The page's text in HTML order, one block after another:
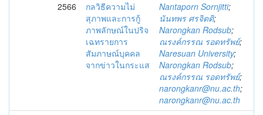
2566
กลวิธีความไม่
สุภาพและการกู้
ภาพลักษณ์ในปริจ
เฉทรายการ
สัมภาษณ์บุคคล
จากข่าวในกระแส
Nantaporn Sornjitti;
นันทพร ศรจิตติ;
Narongkan Rodsub;
ณรงค์กรรณ รอดทรัพย์;
Naresuan University;
Narongkan Rodsub;
ณรงค์กรรณ รอดทรัพย์;
narongkanr@nu.ac.th;
narongkanr@nu.ac.th